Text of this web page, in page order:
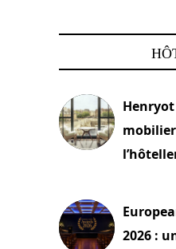
mobilier
2026 :